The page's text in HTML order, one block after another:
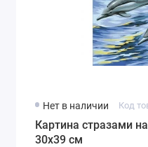
Нет в наличии Код
Картина стразами
30х39 см